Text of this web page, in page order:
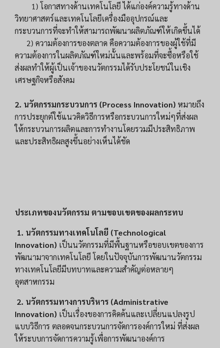
1) โอกาสทางด้านเทคโนโลยี ได้แก่องค์ความรู้ทางด้าน
วิทยาศาสตร์และเทคโนโลยีเครื่องมืออุปกรณ์และ
กระบวนการที่จะทำให้สามารถพัฒนาผลิตภัณฑ์ให้เกิดขึ้นได้
2) ความต้องการของตลาด คือความต้องการของผู้ใช้ที่มี
ความต้องการในผลิตภัณฑ์ใหม่นั้นและพร้อมที่จะซื้อหรือใช้
ส่งผลทำให้ผู้เป็นเจ้าของนวัตกรรมได้รับประโยชน์ในเชิง
เศรษฐกิจหรือสังคม
2. นวัตกรรมกระบวนการ (Process Innovation) หมายถึง
การประยุกต์ใช้แนวคิดวิธีการหรือกระบวนการใหม่ๆที่ส่งผล
ให้กระบวนการผลิตและการทำงานโดยรวมมีประสิทธิภาพ
และประสิทธิผลสูงขึ้นอย่างเห็นได้ชัด
ประเภทของนวัตกรรม ตามขอบเขตของผลกระทบ
1. นวัตกรรมทางเทคโนโลยี (Technological
Innovation) เป็นนวัตกรรมที่มีพื้นฐานหรือขอบเขตของการ
พัฒนามาจากเทคโนโลยี โดยในปัจจุบันการพัฒนานวัตกรรม
ทางเทคโนโลยีมีบทบาทและความสำคัญต่อหลายๆ
อุตสาหกรรม
2. นวัตกรรมทางการบริหาร (Administrative
Innovation) เป็นเรื่องของการคิดค้นและเปลี่ยนแปลงรูป
แบบวิธีการ ตลอดจนกระบวนการจัดการองค์การใหม่ ที่ส่งผล
ให้ระบบการจัดการความรู้เพื่อการพัฒนาองค์การ